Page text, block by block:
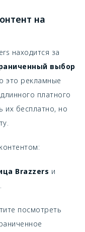
на
находится за
выбор
это рекламные
платного
их бесплатно, но
Brazzers и
посмотреть